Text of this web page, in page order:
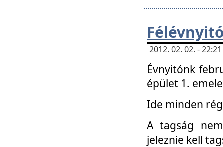
2012. 02. 02. -
Évnyitónk
épület 1.
Ide minden
A tagság
jeleznie kell